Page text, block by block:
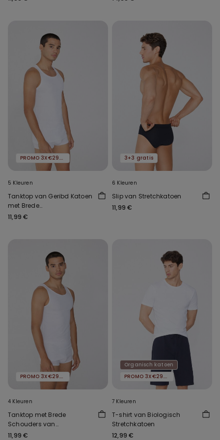
PROMO 3X€29.99
5 Kleuren
Tanktop van Geribd Katoen
met Brede
Schouderbandjes voor
11,99 €
3+3 gratis
6 Kleuren
Slip van Stretchkatoen
11,99 €
PROMO 3X€29.99
4 Kleuren
Tanktop met Brede
Schouders van
Stretchkatoen
11,99 €
Organisch katoen
PROMO 3X€29.99
7 Kleuren
T-shirt van Biologisch
Stretchkatoen
12,99 €